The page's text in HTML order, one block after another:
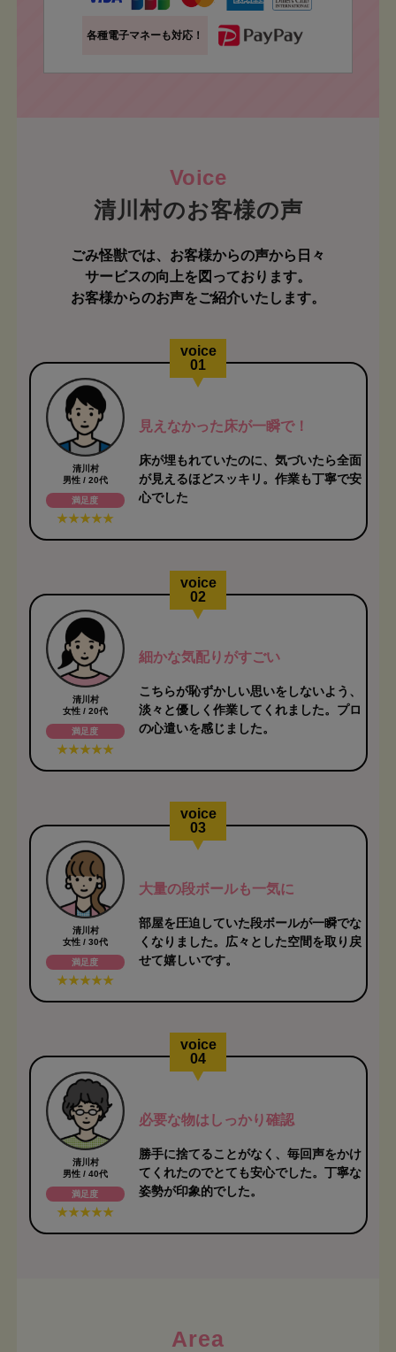
各種電子マネーも対応！
清川村のお客様の声
ごみ怪獣では、お客様からの声から日々
サービスの向上を図っております。
お客様からのお声をご紹介いたします。
voice
01
清川村
男性 / 20代
満足度
見えなかった床が一瞬で！
床が埋もれていたのに、気づいたら全面
が見えるほどスッキリ。作業も丁寧で安
心でした
voice
02
清川村
女性 / 20代
満足度
細かな気配りがすごい
こちらが恥ずかしい思いをしないよう、
淡々と優しく作業してくれました。プロ
の心遣いを感じました。
voice
03
清川村
女性 / 30代
満足度
大量の段ボールも一気に
部屋を圧迫していた段ボールが一瞬でな
くなりました。広々とした空間を取り戻
せて嬉しいです。
voice
04
清川村
男性 / 40代
満足度
必要な物はしっかり確認
勝手に捨てることがなく、毎回声をかけ
てくれたのでとても安心でした。丁寧な
姿勢が印象的でした。
Area